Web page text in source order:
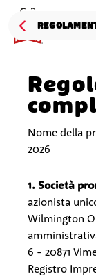
Nome della
2026
1. Società
azionista
Wilmington
6 - 20871
Registro